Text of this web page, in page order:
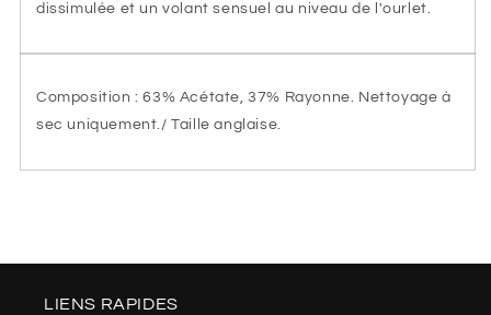
dissimulée et un volant sensuel au niveau de l'ourlet.
Composition : 63% Acétate, 37% Rayonne. Nettoyage à
sec uniquement./ Taille anglaise.
LIENS RAPIDES